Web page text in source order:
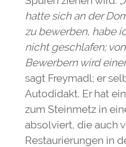
hatte sich an der
zu bewerben, habe
nicht geschlafen;
Bewerbern wird
sagt Freymadl; er
Autodidakt. Er hat
zum Steinmetz in
absolviert, die auch
Restaurierungen in